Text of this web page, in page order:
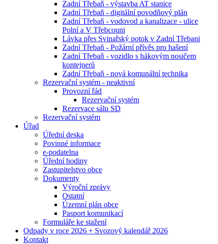
Zadní Třebaň - výstavba AT stanice
Zadní Třebaň - digitální povodňový plán
Zadní Třebaň - vodovod a kanalizace - ulice
Polní a V Třebcouni
Lávka přes Svinařský potok v Zadní Třebani
Zadní Třebaň - Požární přívěs pro hašení
Zadní Třebaň - vozidlo s hákovým nosičem
kontejnerů
Zadní Třebaň - nová komunální technika
Rezervační systém - neaktivní
Provozní řád
Rezervační systém
Rezervace sálu SD
Rezervační systém
Úřad
Úřední deska
Povinné informace
e-podatelna
Úřední hodiny
Zastupitelstvo obce
Dokumenty
Výroční zprávy
Ostatní
Územní plán obce
Pasport komunikací
Formuláře ke stažení
Odpady v roce 2026 + Svozový kalendář 2026
Kontakt